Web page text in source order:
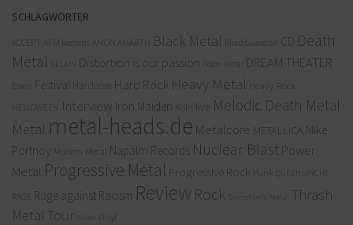
SCHLAGWÖRTER
ACCEPT AFM Records AMON AMARTH Black Metal Blind Guardian CD Death
Metal
DELAIN Distortion is our passion Doom Metal DREAM THEATER
Essen Festival Hardcore Hard Rock Heavy Metal Heavy Rock
HELLOWEEN Interview Iron Maiden Köln live Melodic Death Metal
Metal metal-heads.de Metalcore METALLICA MIke
Portnoy Modern Metal Napalm Records Nuclear Blast Power
Metal Progressive Metal Progressive Rock Punk QUEENSRYCHE
RAGE Rage against Racism Review Rock Symphonic Metal
Thrash
Metal Tour Video Vinyl